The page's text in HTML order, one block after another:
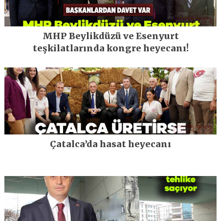
MHP Beylikdüzü ve Esenyurt
teşkilatlarında kongre heyecanı!
Çatalca’da hasat heyecanı